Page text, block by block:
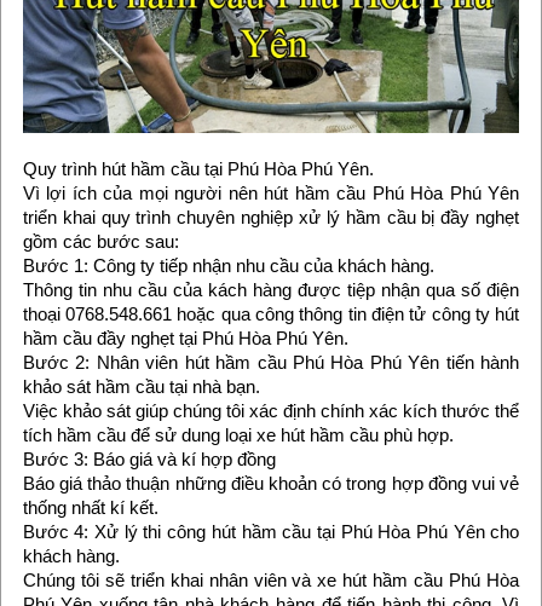
Quy trình hút hầm cầu tại Phú Hòa Phú Yên.
Vì lợi ích của mọi người nên hút hầm cầu Phú Hòa Phú Yên
triển khai quy trình chuyên nghiệp xử lý hầm cầu bị đầy nghẹt
gồm các bước sau:
Bước 1: Công ty tiếp nhận nhu cầu của khách hàng.
Thông tin nhu cầu của kách hàng được tiệp nhận qua số điện
thoại 0768.548.661 hoặc qua công thông tin điện tử công ty hút
hầm cầu đầy nghẹt tại Phú Hòa Phú Yên.
Bước 2: Nhân viên hút hầm cầu Phú Hòa Phú Yên tiến hành
khảo sát hầm cầu tại nhà bạn.
Việc khảo sát giúp chúng tôi xác định chính xác kích thước thể
tích hầm cầu để sử dung loại xe hút hầm cầu phù hợp.
Bước 3: Báo giá và kí hợp đồng
Báo giá thảo thuận những điều khoản có trong hợp đồng vui vẻ
thống nhất kí kết.
Bước 4: Xử lý thi công hút hầm cầu tại Phú Hòa Phú Yên cho
khách hàng.
Chúng tôi sẽ triển khai nhân viên và xe hút hầm cầu Phú Hòa